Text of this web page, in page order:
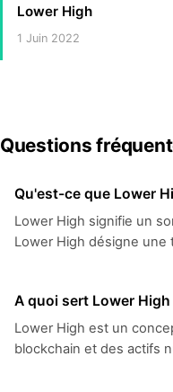
Lower High
1 Juin 2022
Questions
Qu'est-ce que Lower
Lower High signifie un
Lower High désigne une
A quoi sert Lower
Lower High est un
blockchain et des actifs